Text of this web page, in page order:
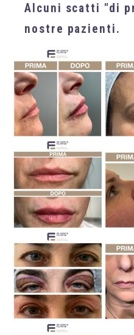
Alcuni scatti "di
nostre pazienti.